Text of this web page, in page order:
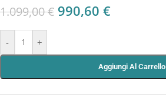
1.099,00€ 990,60 €
- +
Aggiungi Al Carrello